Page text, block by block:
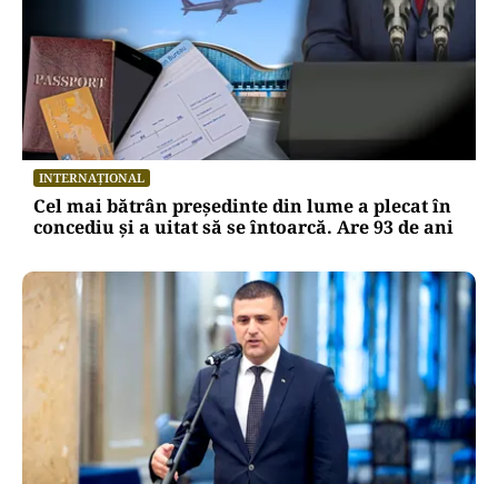
INTERNAȚIONAL
Cel mai bătrân președinte din lume a plecat în
concediu și a uitat să se întoarcă. Are 93 de ani